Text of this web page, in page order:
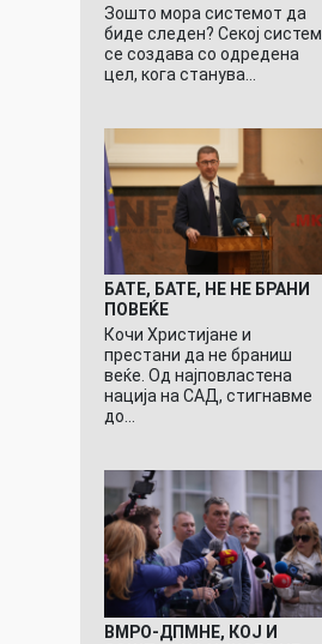
Зошто мора системот да
биде следен? Секој систем
се создава со одредена
цел, кога станува…
БАТЕ, БАТЕ, НЕ НЕ БРАНИ
ПОВЕЌЕ
Кочи Христијане и
престани да не браниш
веќе. Од најповластена
нација на САД, стигнавме
до…
ВМРО-ДПМНЕ, КОЈ И